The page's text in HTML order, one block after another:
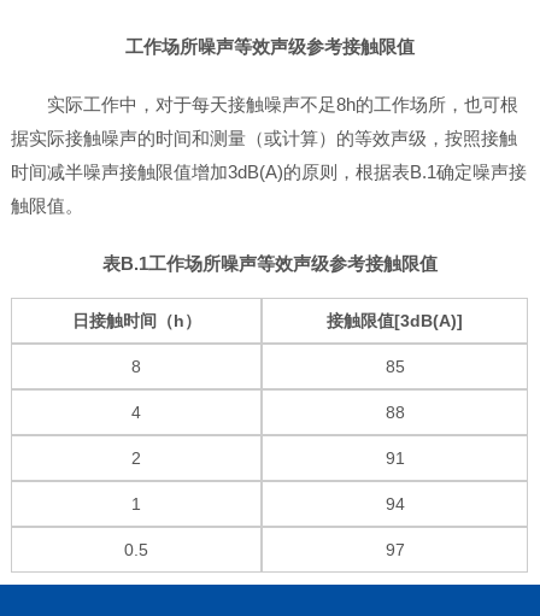
工作场所噪声等效声级参考接触限值
实际工作中，对于每天接触噪声不足8h的工作场所，也可根
据实际接触噪声的时间和测量（或计算）的等效声级，按照接触
时间减半噪声接触限值增加3dB(A)的原则，根据表B.1确定噪声接
触限值。
表B.1工作场所噪声等效声级参考接触限值
日接触时间（h） 接触限值[3dB(A)]
8 85
4 88
2 91
1 94
0.5 97